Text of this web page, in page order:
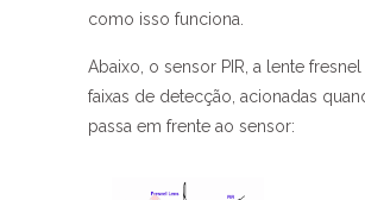
como isso funciona.
Abaixo, o sensor PIR, a lente fresnel
faixas de detecção, acionadas
passa em frente ao sensor: